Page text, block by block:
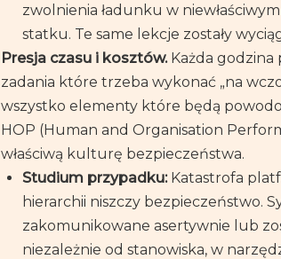
zwolnienia ładunku w
statku. Te same lekcje zostały
Presja czasu i kosztów.Każda godzina
zadania które trzeba wykonać „na
wszystko elementy które będą
HOP (Human and Organisation
właściwą kulturę bezpieczeństwa.
Studium przypadku:Katastrofa
hierarchii niszczy bezpieczeństwo.
zakomunikowane asertywnie lub
niezależnie od stanowiska, w